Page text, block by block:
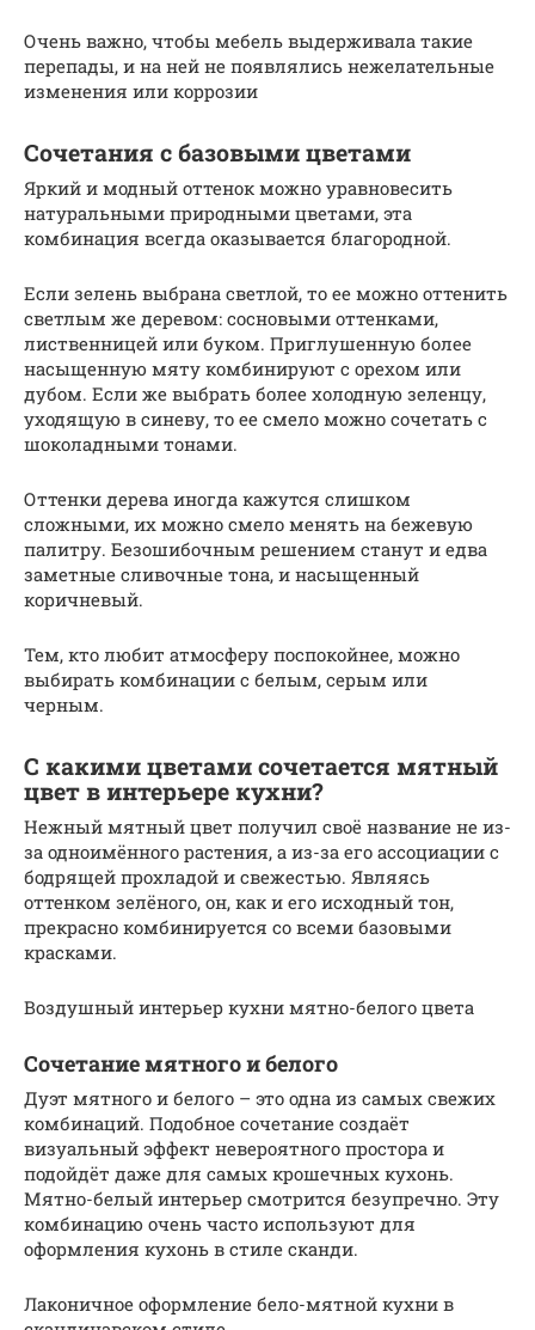
Очень важно, чтобы мебель выдерживала такие
перепады, и на ней не появлялись нежелательные
изменения или коррозии
Сочетания с базовыми цветами
Яркий и модный оттенок можно уравновесить
натуральными природными цветами, эта
комбинация всегда оказывается благородной.
Если зелень выбрана светлой, то ее можно оттенить
светлым же деревом: сосновыми оттенками,
лиственницей или буком. Приглушенную более
насыщенную мяту комбинируют с орехом или
дубом. Если же выбрать более холодную зеленцу,
уходящую в синеву, то ее смело можно сочетать с
шоколадными тонами.
Оттенки дерева иногда кажутся слишком
сложными, их можно смело менять на бежевую
палитру. Безошибочным решением станут и едва
заметные сливочные тона, и насыщенный
коричневый.
Тем, кто любит атмосферу поспокойнее, можно
выбирать комбинации с белым, серым или
черным.
С какими цветами сочетается мятный
цвет в интерьере кухни?
Нежный мятный цвет получил своё название не из-
за одноимённого растения, а из-за его ассоциации с
бодрящей прохладой и свежестью. Являясь
оттенком зелёного, он, как и его исходный тон,
прекрасно комбинируется со всеми базовыми
красками.
Воздушный интерьер кухни мятно-белого цвета
Сочетание мятного и белого
Дуэт мятного и белого – это одна из самых свежих
комбинаций. Подобное сочетание создаёт
визуальный эффект невероятного простора и
подойдёт даже для самых крошечных кухонь.
Мятно-белый интерьер смотрится безупречно. Эту
комбинацию очень часто используют для
оформления кухонь в стиле сканди.
Лаконичное оформление бело-мятной кухни в